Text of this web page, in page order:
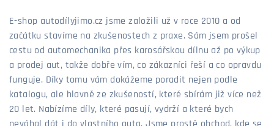
E-shop autodílyjimo.cz jsme založili už v roce 2010 a od
začátku stavíme na zkušenostech z praxe. Sám jsem prošel
cestu od automechanika přes karosářskou dílnu až po výkup
a prodej aut, takže dobře vím, co zákazníci řeší a co opravdu
funguje. Díky tomu vám dokážeme poradit nejen podle
katalogu, ale hlavně ze zkušeností, které sbírám již více než
20 let. Nabízíme díly, které pasují, vydrží a které bych